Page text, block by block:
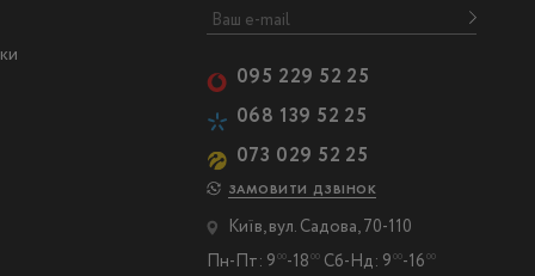
095 229 52 25
068 139 52 25
073 029 52 25
ЗАМОВИТИ ДЗВІНОК
Київ, вул. Садова, 70-110
Пн-Пт: 9 00-18 00Сб-Нд: 9 00-16 00